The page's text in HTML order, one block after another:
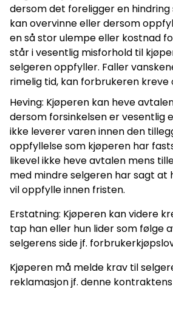
dersom det foreligger en hindring
kan overvinne eller dersom
en så stor ulempe eller kostnad
står i vesentlig misforhold til
selgeren oppfyller. Faller
rimelig tid, kan forbrukeren kreve
Heving: Kjøperen kan heve
dersom forsinkelsen er vesentlig
ikke leverer varen innen den
oppfyllelse som kjøperen har
likevel ikke heve avtalen mens
med mindre selgeren har sagt at
vil oppfylle innen fristen.
Erstatning: Kjøperen kan videre
tap han eller hun lider som følge
selgerens side jf.
Kjøperen må melde krav til
reklamasjon jf. denne kontraktens